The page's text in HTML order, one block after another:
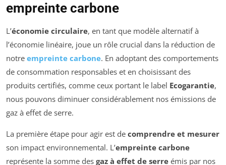
empreinte carbone
L’économie circulaire, en tant que modèle alternatif à
l’économie linéaire, joue un rôle crucial dans la réduction de
notre empreinte carbone. En adoptant des comportements
de consommation responsables et en choisissant des
produits certifiés, comme ceux portant le label Ecogarantie,
nous pouvons diminuer considérablement nos émissions de
gaz à effet de serre.
La première étape pour agir est de comprendre et mesurer
son impact environnemental. L’empreinte carbone
représente la somme des gaz à effet de serre émis par nos